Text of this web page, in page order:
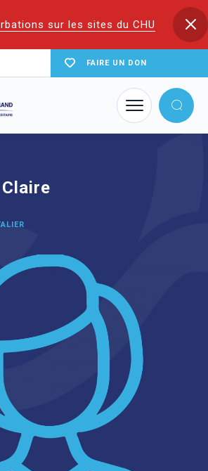
sur les sites du CHU
FAIRE UN DON
durée | USLD
De Paepe Claire